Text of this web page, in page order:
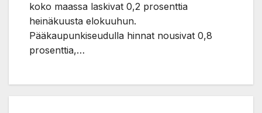
koko maassa laskivat 0,2 prosenttia
heinäkuusta elokuuhun.
Pääkaupunkiseudulla hinnat nousivat 0,8
prosenttia,…